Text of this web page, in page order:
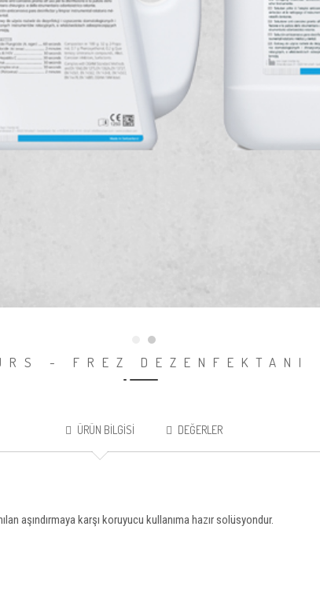
- FREZ DEZENFEKTANI
ÜRÜN BILGISI DEĞERLER
aşındırmaya karşı koruyucu kullanıma hazır solüsyondur.